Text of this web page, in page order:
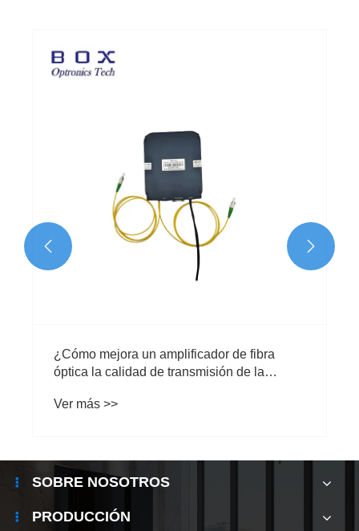
¿Cómo mejora un amplificador de fibra
óptica la calidad de transmisión de la
Ver más >>
 
SOBRE NOSOTROS
PRODUCCIÓN